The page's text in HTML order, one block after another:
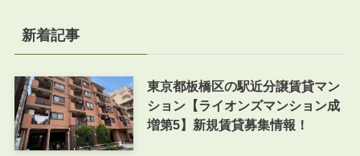
新着記事
東京都板橋区の駅近分譲賃貸マン
ション【ライオンズマンション成
増第5】新規賃貸募集情報！